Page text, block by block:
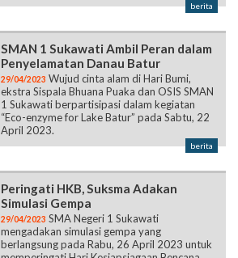
berita
SMAN 1 Sukawati Ambil Peran dalam
Penyelamatan Danau Batur
29/04/2023 Wujud cinta alam di Hari Bumi,
ekstra Sispala Bhuana Puaka dan OSIS SMAN
1 Sukawati berpartisipasi dalam kegiatan
“Eco-enzyme for Lake Batur” pada Sabtu, 22
April 2023.
berita
Peringati HKB, Suksma Adakan
Simulasi Gempa
29/04/2023 SMA Negeri 1 Sukawati
mengadakan simulasi gempa yang
berlangsung pada Rabu, 26 April 2023 untuk